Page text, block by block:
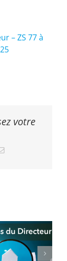
– ZS 77 à
votre
Email